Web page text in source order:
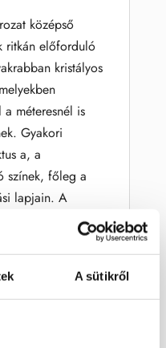
A sütikről
középső
ritkán előforduló
kristályos
méteresnél is
Gyakori
a, a
színek, főleg a
lapjain. A
csiszolva
a hatást a fény
került
történik. A
kék vagy